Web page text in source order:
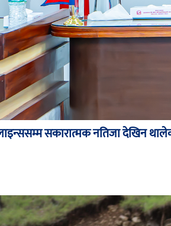
सकारात्मक नतिजा देखिन थालेको